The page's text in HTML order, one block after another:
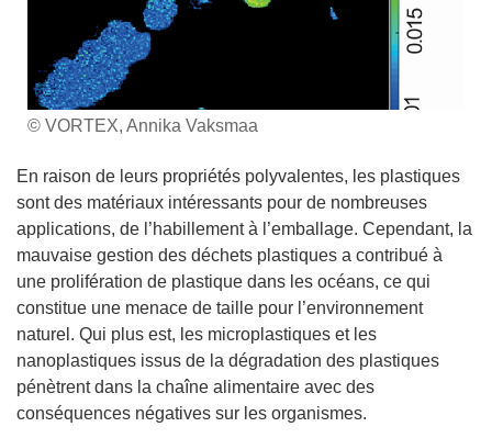
© VORTEX, Annika Vaksmaa
En raison de leurs propriétés polyvalentes, les plastiques
sont des matériaux intéressants pour de nombreuses
applications, de l’habillement à l’emballage. Cependant, la
mauvaise gestion des déchets plastiques a contribué à
une prolifération de plastique dans les océans, ce qui
constitue une menace de taille pour l’environnement
naturel. Qui plus est, les microplastiques et les
nanoplastiques issus de la dégradation des plastiques
pénètrent dans la chaîne alimentaire avec des
conséquences négatives sur les organismes.